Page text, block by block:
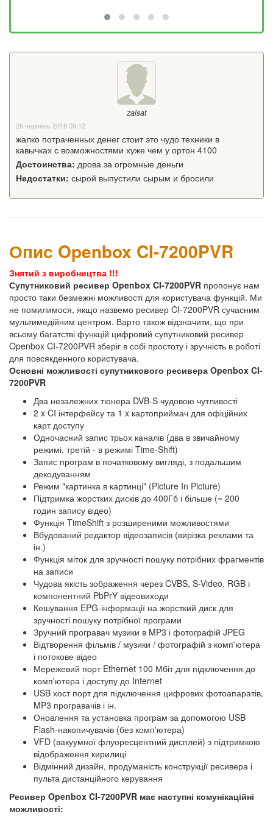
zaisat
26 червень 2016 09:12
жалко потраченных денег стоит это чудо техники в
кавычках с возможностями хуже чем у ортон 4100
Достоинства: дрова за огромные деньги
Недостатки: сырой выпустили сырым и бросили
Опис Openbox CI-7200PVR
Знятий з виробництва !!!
Супутниковий ресивер Openbox CI-7200PVR пропонує нам
просто таки безмежні можливості для користувача функцій. Ми
не помилимося, якщо назвемо ресивер CI-7200PVR сучасним
мультимедійним центром. Варто також відзначити, що при
всьому багатстві функцій цифровий супутниковий ресивер
Openbox CI-7200PVR зберіг в собі простоту і зручність в роботі
для повсякденного користувача.
Основні можливості супутникового ресивера Openbox CI-
7200PVR
Два незалежних тюнера DVB-S чудовою чутливості
2 x CI інтерфейсу та 1 x картоприймач для офіційних
карт доступу
Одночасний запис трьох каналів (два в звичайному
режимі, третій - в режимі Time-Shift)
Запис програм в початковому вигляді, з подальшим
декодуванням
Режим "картинка в картинці" (Picture In Picture)
Підтримка жорстких дисків до 400Гб і більше (~ 200
годин запису відео)
Функція TimeShift з розширеними можливостями
Вбудований редактор відеозаписів (вирізка реклами та
ін.)
Функція міток для зручності пошуку потрібних фрагментів
на записи
Чудова якість зображення через CVBS, S-Video, RGB і
компонентний PbPrY відеовиходи
Кешування EPG-інформації на жорсткий диск для
зручності пошуку потрібної програми
Зручний програвач музики в MP3 і фотографій JPEG
Відтворення фільмів / музики / фотографій з комп'ютера
і потокове відео
Мережевий порт Ethernet 100 Мбіт для підключення до
комп'ютера і доступу до Internet
USB хост порт для підключення цифрових фотоапаратів,
MP3 програвачів і ін.
Оновлення та установка програм за допомогою USB
Flash-накопичувачів (без комп'ютера)
VFD (вакуумної флуоресцентний дисплей) з підтримкою
відображення кирилиці
Відмінний дизайн, продуманість конструкції ресивера і
пульта дистанційного керування
Ресивер Openbox CI-7200PVR має наступні комунікаційні
можливості: